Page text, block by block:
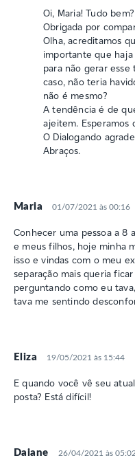
Oi, Maria! Tudo bem?
Obrigada por
Olha, acreditamos
importante que
para não gerar esse
caso, não teria
não é mesmo?
A tendência é de
ajeitem. Esperamos
O Dialogando
Abraços.
Maria 01/07/2021 às 00:16
Conhecer uma pessoa a 8
e meus filhos, hoje minha
isso e vindas com o meu
separação mais queria
perguntando como eu
tava me sentindo
Eliza 19/05/2021 às 15:44
E quando você vê seu
posta? Está difícil!
Daiane 26/04/2021 às 05:02